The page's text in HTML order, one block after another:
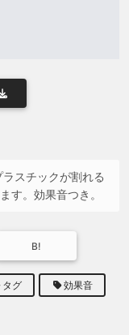
スチックが割れる
す。効果音つき。
B!
タグ 効果音